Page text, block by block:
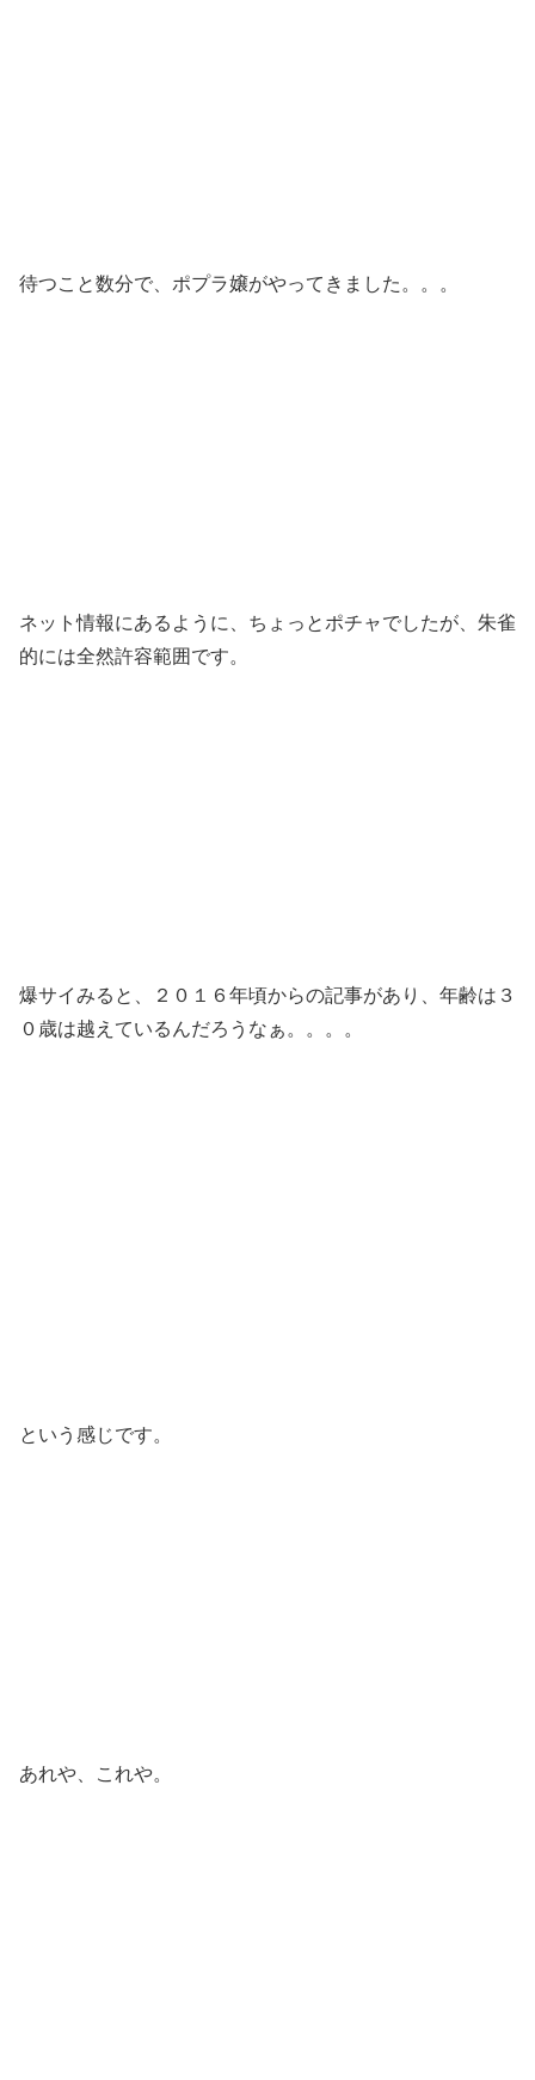
待つこと数分で、ポプラ嬢がやってきました。。。
ネット情報にあるように、ちょっとポチャでしたが、朱雀
的には全然許容範囲です。
爆サイみると、２０１６年頃からの記事があり、年齢は３
０歳は越えているんだろうなぁ。。。。
という感じです。
あれや、これや。